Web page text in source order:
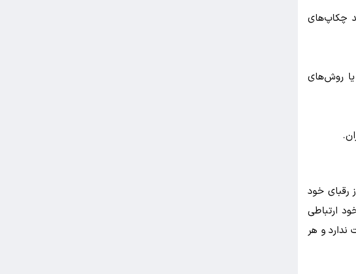
چکاپ‌های
روش‌های
رقبای خود
ارتباطی
ندارد و هر